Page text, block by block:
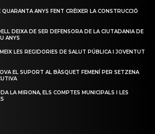
QUARANTA ANYS FENT CRÉIXER LA CONSTRUCCIÓ
DEIXA DE SER DEFENSORA DE LA CIUTADANIA DE
ANYS
LES REGIDORIES DE SALUT PÚBLICA I JOVENTUT
EL SUPORT AL BÀSQUET FEMENÍ PER SETZENA
LA MIRONA, ELS COMPTES MUNICIPALS I LES